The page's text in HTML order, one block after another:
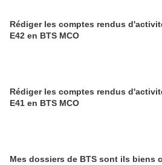
Rédiger les comptes rendus
E42 en BTS MCO
Rédiger les comptes rendus
E41 en BTS MCO
Mes dossiers de BTS sont ils biens